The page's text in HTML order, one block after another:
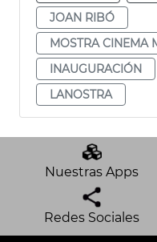
JOAN RIBÓ
MOSTRA CINEMA
INAUGURACIÓN
LANOSTRA
Nuestras Apps
Redes Sociales